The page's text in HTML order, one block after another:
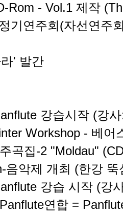
Rom - Vol.1 제작
기연주회(자선연주
' 발간
강습시작 (강
Workshop - 베어
곡집-2 "Moldau"
음악제 개최 (한강
강습 시작 (강
연합 =